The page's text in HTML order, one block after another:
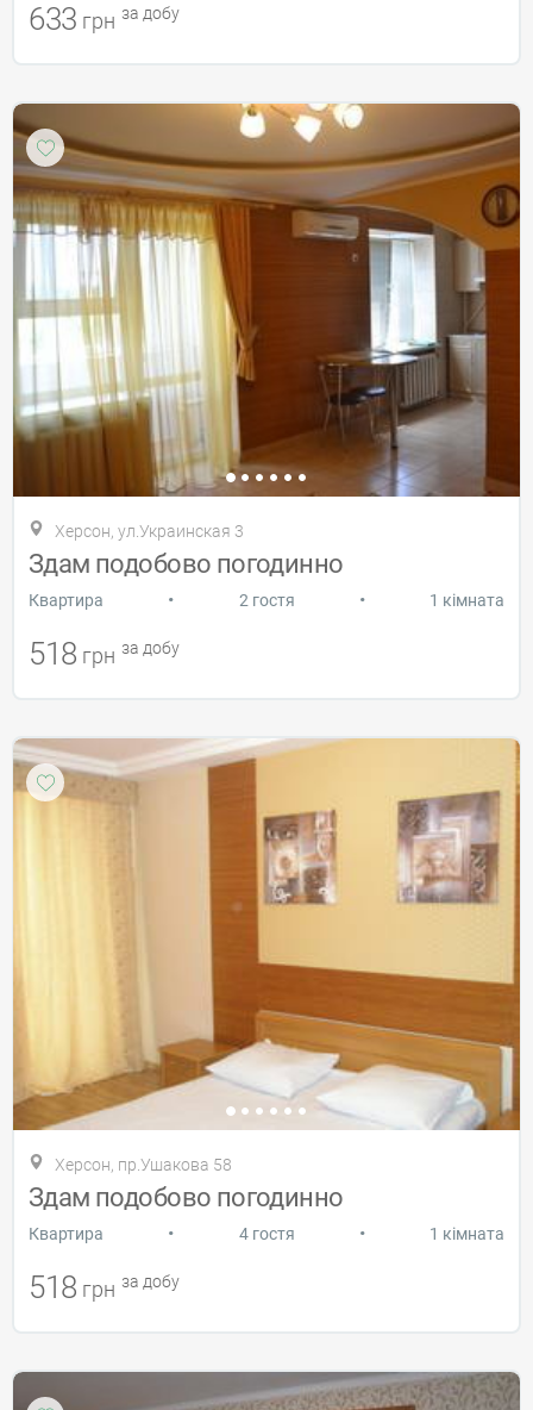
633 грн за добу
Херсон, ул.Украинская 3
Здам подобово погодинно
Квартира • 2 гостя • 1 кімната
518 грн за добу
Херсон, пр.Ушакова 58
Здам подобово погодинно
Квартира • 4 гостя • 1 кімната
518 грн за добу